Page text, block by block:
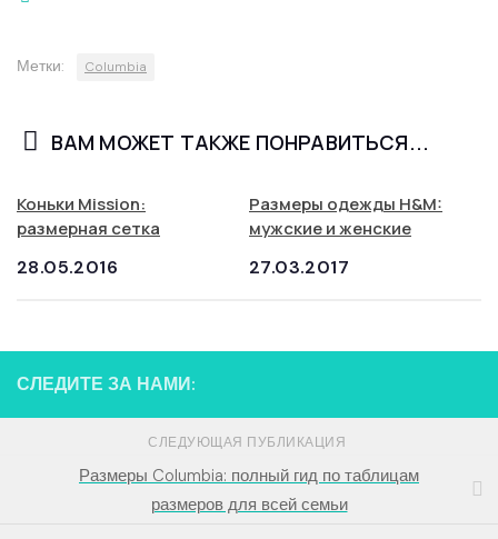
Метки: Columbia
ВАМ МОЖЕТ ТАКЖЕ ПОНРАВИТЬСЯ...
Коньки Mission:
размерная сетка
28.05.2016
Размеры одежды H&M:
мужские и женские
27.03.2017
СЛЕДИТЕ ЗА НАМИ:
СЛЕДУЮЩАЯ ПУБЛИКАЦИЯ
Размеры Columbia: полный гид по таблицам
размеров для всей семьи